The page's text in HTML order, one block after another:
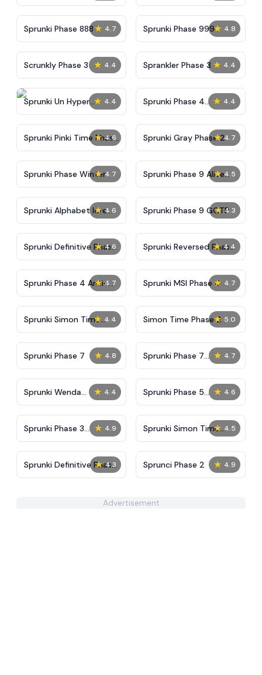
★ 4.7
Sprunki Phase 888 ★ 4.8
Sprunki Phase 999
★ 4.4
Scrunkly Phase 3 ★ 4.4
Sprankler Phase 3
★ 4.4
Sprunki Un Hyper
Shifted Phase 4
★ 4.4
Sprunki Phase 4
Alternate Edition
★ 4.6
Sprunki Pinki Time Phase
3
★ 4.7
Sprunki Gray Phase 2
★ 4.7
Sprunki Phase Winter ★ 4.5
Sprunki Phase 9 Alive
And Malediction
★ 4.6
Sprunki Alphabet lore
Arabic Phase 3
★ 4.3
Sprunki Phase 9 GGTP
★ 4.6
Sprunki Definitive Phase
9 New
★ 4.4
Sprunki Reversed Phase
3 Definitive
★ 4.7
Sprunki Phase 4 Anti-
Shifted
★ 4.7
Sprunki MSI Phase 4
★ 4.4
Sprunki Simon Time
Phase 2
★ 5.0
Simon Time Phase 2
★ 4.8
Sprunki Phase 7 ★ 4.7
Sprunki Phase 7
Definitive (Fanmade)
★ 4.4
Sprunki Wenda
Treatment Phase 40
★ 4.6
Sprunki Phase 5
Fanmade
★ 4.9
Sprunki Phase 3
Remastered But
Everyone is Vineria
★ 4.5
Sprunki Simon Time
PHASE 3
★ 4.3
Sprunki Definitive Phase
9 Fan-made
★ 4.9
Sprunci Phase 2
Advertisement